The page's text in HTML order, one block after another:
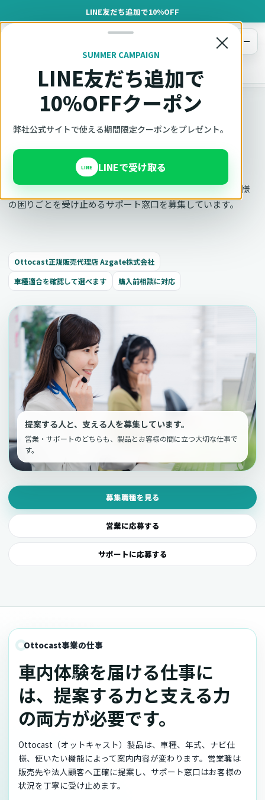
LINE友だち追加で10%OFF
×
SUMMER CAMPAIGN
LINE友だち追加で
10%OFFクーポン
弊社公式サイトで使える期間限定クーポンをプレゼント。
LINE LINEで受け取る
オットキャスト
メニュー
Ottocast事業の採用情報
Ottocast事業の採用情報
Ottocast（オットキャスト）製品を届ける営業職と、お客様
の困りごとを受け止めるサポート窓口を募集しています。
Ottocast正規販売代理店 Azgate株式会社
車種適合を確認して選べます
購入前相談に対応
募集職種を見る
営業に応募する
サポートに応募する
提案する人と、支える人を募集しています。
営業・サポートのどちらも、製品とお客様の間に立つ大切な仕事で
す。
Ottocast事業の仕事
車内体験を届ける仕事に
は、提案する力と支える力
の両方が必要です。
Ottocast（オットキャスト）製品は、車種、年式、ナビ仕
様、使いたい機能によって案内内容が変わります。営業職は
販売先や法人顧客へ正確に提案し、サポート窓口はお客様の
状況を丁寧に受け止めます。